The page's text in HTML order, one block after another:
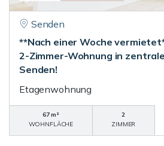
Senden
**Nach einer Woche
2-Zimmer-Wohnung in
Senden!
Etagenwohnung
67 m²
WOHNFLÄCHE
2
ZIMMER